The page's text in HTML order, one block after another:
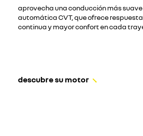
aprovecha una conducción más
automática CVT, que ofrece
continua y mayor confort en cada
descubre su motor